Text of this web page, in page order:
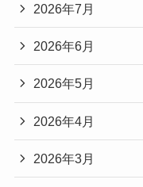
2026年7月
2026年6月
2026年5月
2026年4月
2026年3月